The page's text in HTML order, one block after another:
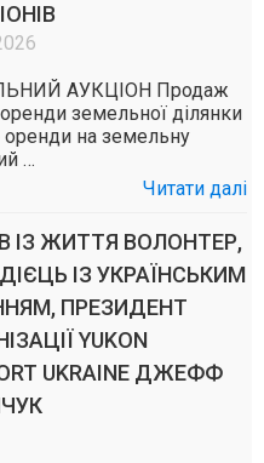
АУКЦІОН Продаж
земельної ділянки
оренди на земельну
…
Читати далі
ІЗ ЖИТТЯ ВОЛОНТЕР,
ІЗ УКРАЇНСЬКИМ
ПРЕЗИДЕНТ
YUKON
UKRAINE ДЖЕФФ